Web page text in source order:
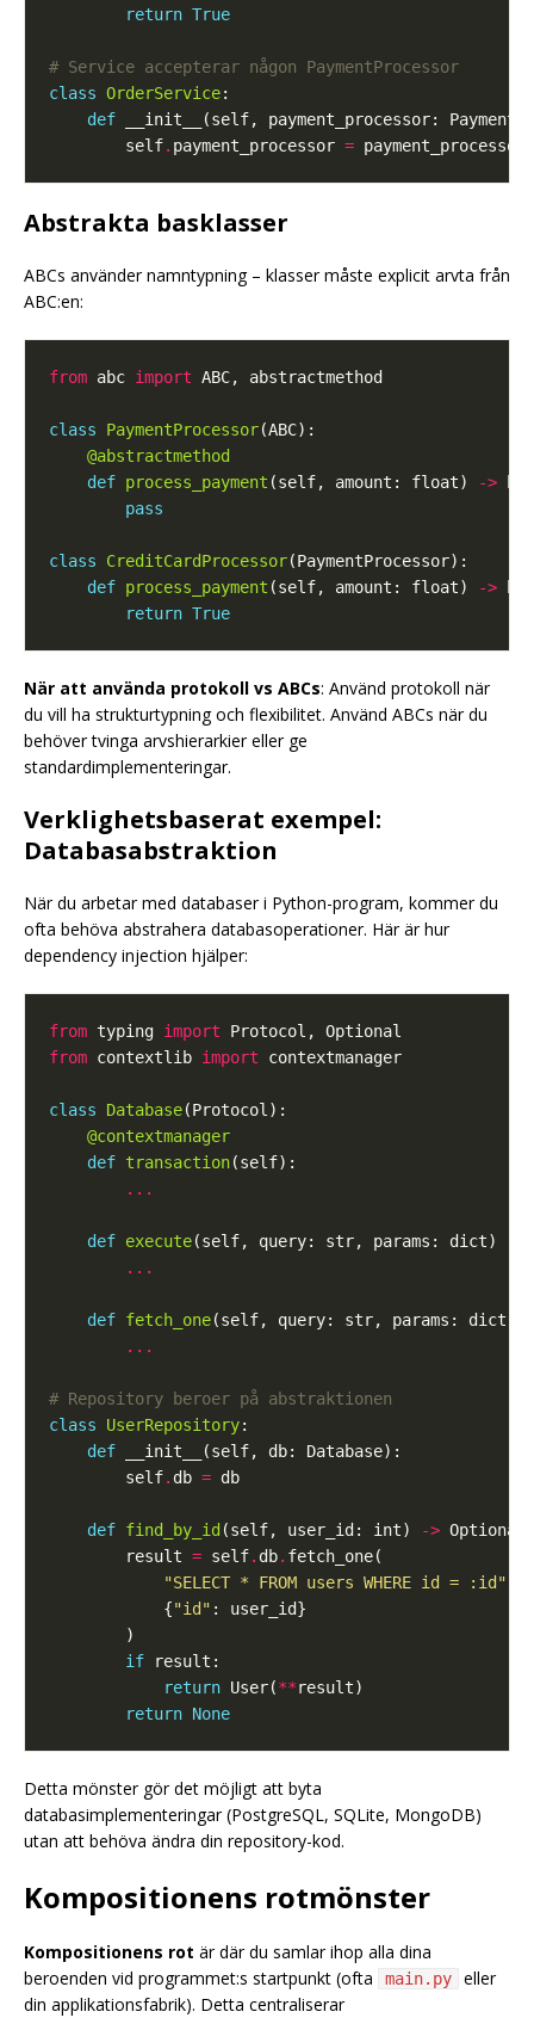
return True
# Service accepterar någon PaymentProcessor
class OrderService
def
        self
. payment_processor =
Abstrakta basklasser
ABCs använder namntypning – klasser måste explicit arvta från
ABC:en:
from abc import
class PaymentProcessor
@abstractmethod
def process_payment (self, amount: float)
->
pass
class CreditCardProcessor
def process_payment (self, amount: float)
->
return True
När att använda protokoll vs ABCs: Använd protokoll när
du vill ha strukturtypning och flexibilitet. Använd ABCs när du
behöver tvinga arvshierarkier eller ge
standardimplementeringar.
Verklighetsbaserat exempel:
Databasabstraktion
När du arbetar med databaser i Python-program, kommer du
ofta behöva abstrahera databasoperationer. Här är hur
dependency injection hjälper:
from typing import
from contextlib import
class Database
@contextmanager
def transaction
...
def execute(self, query: str, params: dict)
...
def fetch_one(self, query: str, params: dict)
...
# Repository beroer på abstraktionen
class
UserRepository
def
        self
. db =
def find_by_id (self, user_id: int) -> Optional[
        result
= self. db.
"SELECT * FROM users WHERE id = :id"
            {
"id"
if
return User(**
return None
Detta mönster gör det möjligt att byta
databasimplementeringar (PostgreSQL, SQLite, MongoDB)
utan att behöva ändra din repository-kod.
Kompositionens rotmönster
Kompositionens rot är där du samlar ihop alla dina
beroenden vid programmet:s startpunkt (ofta
main.py
eller
din applikationsfabrik). Detta centraliserar